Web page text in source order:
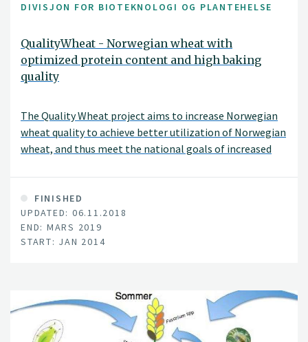
DIVISJON FOR BIOTEKNOLOGI OG PLANTEHELSE
QualityWheat - Norwegian wheat with
optimized protein content and high baking
quality
The Quality Wheat project aims to increase Norwegian
wheat quality to achieve better utilization of Norwegian
wheat, and thus meet the national goals of increased
FINISHED
UPDATED: 06.11.2018
END: MARS 2019
START: JAN 2014